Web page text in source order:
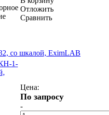
Отложить
Сравнить
со шкалой, EximLAB
1-
Цена:
По запросу
-